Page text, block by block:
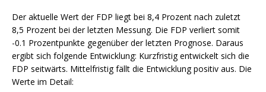
Der aktuelle Wert der FDP liegt bei 8,4 Prozent nach zuletzt
8,5 Prozent bei der letzten Messung. Die FDP verliert somit
-0.1 Prozentpunkte gegenüber der letzten Prognose. Daraus
ergibt sich folgende Entwicklung: Kurzfristig entwickelt sich die
FDP seitwärts. Mittelfristig fällt die Entwicklung positiv aus. Die
Werte im Detail: